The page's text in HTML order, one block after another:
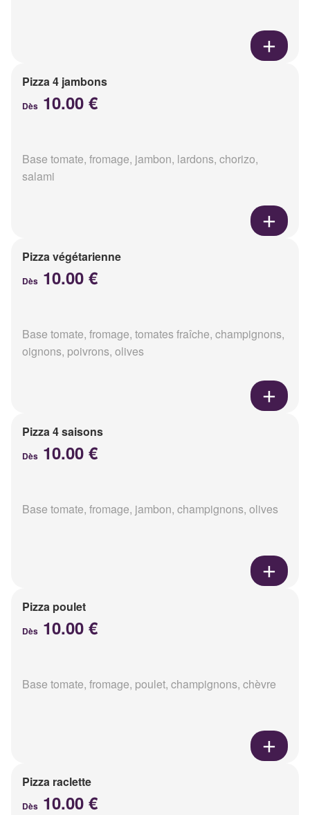
Pizza 4 jambons
Dès 10.00 €
Base tomate, fromage, jambon, lardons, chorizo,
salami
Pizza végétarienne
Dès 10.00 €
Base tomate, fromage, tomates fraîche, champignons,
oignons, poivrons, olives
Pizza 4 saisons
Dès 10.00 €
Base tomate, fromage, jambon, champignons, olives
Pizza poulet
Dès 10.00 €
Base tomate, fromage, poulet, champignons, chèvre
Pizza raclette
Dès 10.00 €